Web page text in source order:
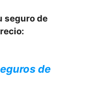
seguro de
de